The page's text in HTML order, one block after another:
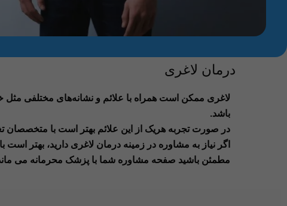
درمان لاغری
لاغری ممکن است همراه با علائم و نشانه‌های مختلفی
باشد.
در صورت تجربه هریک از این علائم بهتر است با متخصصان
اگر نیاز به مشاوره در زمینه درمان لاغری دارید، بهتر
مطمئن باشید صفحه مشاوره شما با پزشک محرمانه می